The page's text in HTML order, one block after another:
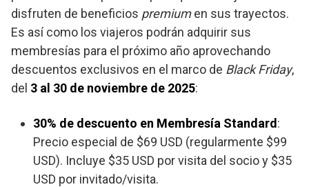
disfruten de beneficios premiumen sus trayectos.
Es así como los viajeros podrán adquirir sus
membresías para el próximo año aprovechando
descuentos exclusivos en el marco de Black Friday,
del 3 al 30 de noviembre de 2025:
30% de descuento en Membresía Standard :
Precio especial de $69 USD (regularmente $99
USD). Incluye $35 USD por visita del socio y $35
USD por invitado/visita.